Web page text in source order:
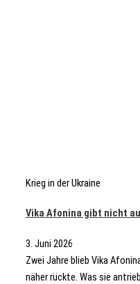
Krieg in der Ukraine
Vika Afonina gibt nicht
3. Juni 2026
Zwei Jahre blieb Vika
näher rückte. Was sie